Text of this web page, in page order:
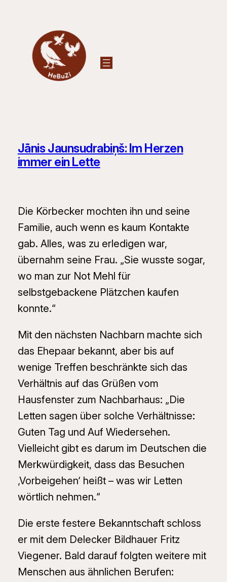
Jānis Jaunsudrabiņš: Im Herzen
immer ein Lette
Die Körbecker mochten ihn und seine
Familie, auch wenn es kaum Kontakte
gab. Alles, was zu erledigen war,
übernahm seine Frau. „Sie wusste sogar,
wo man zur Not Mehl für
selbstgebackene Plätzchen kaufen
konnte.“
Mit den nächsten Nachbarn machte sich
das Ehepaar bekannt, aber bis auf
wenige Treffen beschränkte sich das
Verhältnis auf das Grüßen vom
Hausfenster zum Nachbarhaus: „Die
Letten sagen über solche Verhältnisse:
Guten Tag und Auf Wiedersehen.
Vielleicht gibt es darum im Deutschen die
Merkwürdigkeit, dass das Besuchen
‚Vorbeigehen‘ heißt – was wir Letten
wörtlich nehmen.“
Die erste festere Bekanntschaft schloss
er mit dem Delecker Bildhauer Fritz
Viegener. Bald darauf folgten weitere mit
Menschen aus ähnlichen Berufen: